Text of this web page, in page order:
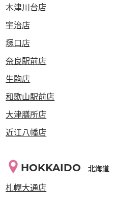
木津川台店
宇治店
塚口店
奈良駅前店
生駒店
和歌山駅前店
大津膳所店
近江八幡店
HOKKAIDO 北海道
札幌大通店